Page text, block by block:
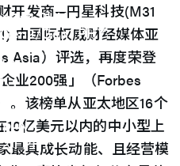
PHY
Gen1 PHY
PHY
PHY
开发商—円星科技(M31
由国际权威财经媒体亚
Asia）评选，再度荣登
业200强」（Forbes
。该榜单从亚太地区16个
亿美元以内的中小型上
最具成长动能、且经营模